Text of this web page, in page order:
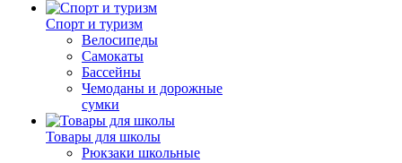
Спорт и туризм
Велосипеды
Самокаты
Бассейны
Чемоданы и дорожные
сумки
Товары для школы
Рюкзаки школьные